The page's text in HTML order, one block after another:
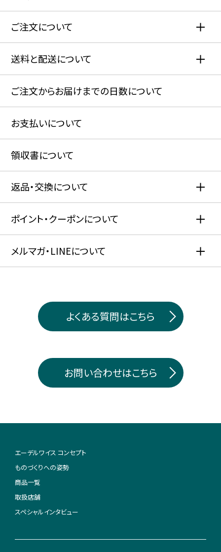
ご注文について
送料と配送について
ご注文からお届けまでの日数について
お支払いについて
領収書について
返品・交換について
ポイント・クーポンについて
メルマガ・LINEについて
よくある質問はこちら
お問い合わせはこちら
エーデルワイス コンセプト
ものづくりへの姿勢
商品一覧
取扱店舗
スペシャルインタビュー